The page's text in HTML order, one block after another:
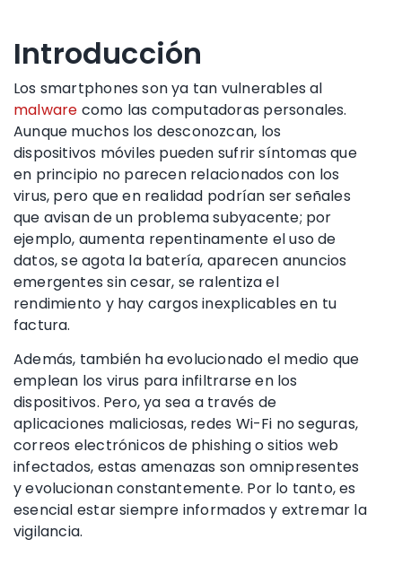
Introducción
Los smartphones son ya tan vulnerables al
malware como las computadoras personales.
Aunque muchos los desconozcan, los
dispositivos móviles pueden sufrir síntomas que
en principio no parecen relacionados con los
virus, pero que en realidad podrían ser señales
que avisan de un problema subyacente; por
ejemplo, aumenta repentinamente el uso de
datos, se agota la batería, aparecen anuncios
emergentes sin cesar, se ralentiza el
rendimiento y hay cargos inexplicables en tu
factura.
Además, también ha evolucionado el medio que
emplean los virus para infiltrarse en los
dispositivos. Pero, ya sea a través de
aplicaciones maliciosas, redes Wi-Fi no seguras,
correos electrónicos de phishing o sitios web
infectados, estas amenazas son omnipresentes
y evolucionan constantemente. Por lo tanto, es
esencial estar siempre informados y extremar la
vigilancia.